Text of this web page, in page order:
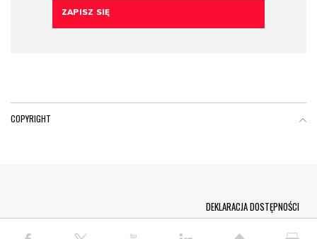
COPYRIGHT
© COPYRIGHT PAP 2026
DEKLARACJA DOSTĘPNOŚCI